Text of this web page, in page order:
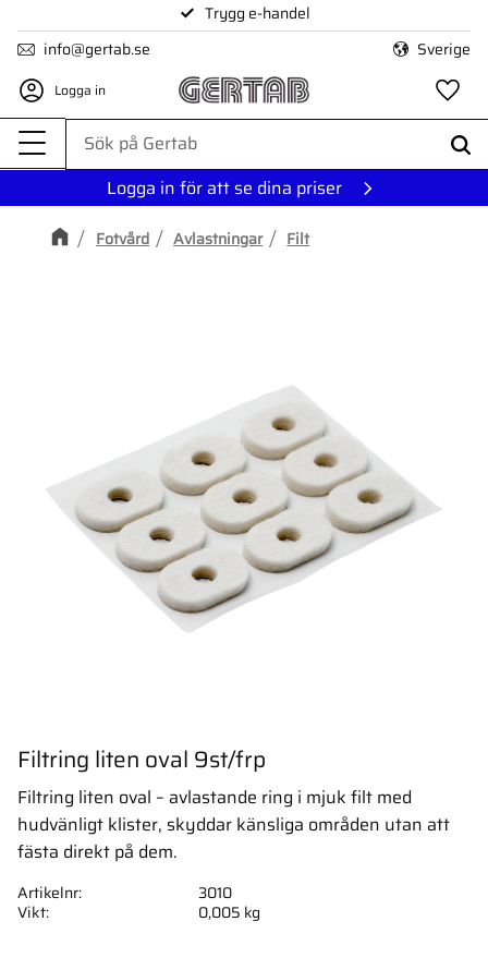
Meny
Trygg e-handel
info@gertab.se
Sverige
Logga in
Logga in för att se dina priser
Fotvård Avlastningar Filt
Filtring liten oval 9st/frp
Filtring liten oval – avlastande ring i mjuk filt med
hudvänligt klister, skyddar känsliga områden utan att
fästa direkt på dem.
Artikelnr
3010
Vikt
0,005 kg